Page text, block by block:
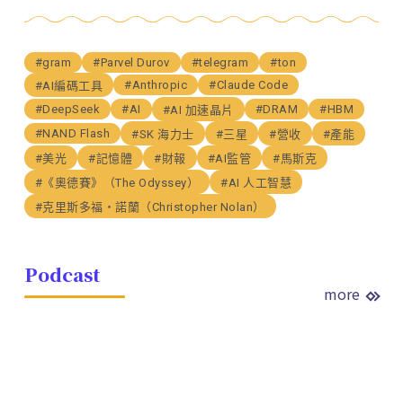
#gram #Parvel Durov #telegram
#ton
#AI編碼工具
#Anthropic
#Claude Code
#DeepSeek
#AI #AI 加速晶片 #DRAM
#HBM
#NAND Flash
#SK 海力士 #三星 #營收
#產能
#美光
#記憶體 #財報 #AI監管
#馬斯克
#《奧德賽》（The Odyssey）
#AI 人工智慧
#克里斯多福・諾蘭（Christopher Nolan）
Podcast
more